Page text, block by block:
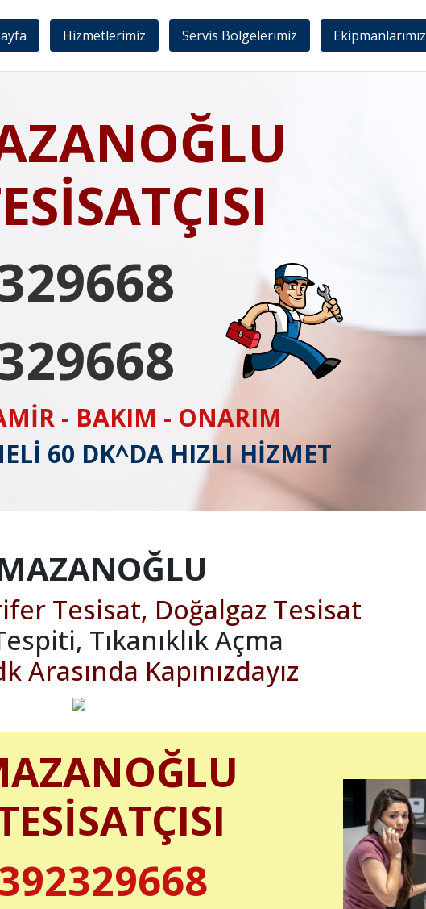
Hizmetlerimiz Servis Bölgelerimiz Ekipmanlarımız
- BAKIM - ONARIM
60 DK^DA HIZLI HİZMET
Tesisat, Doğalgaz Tesisat
Tıkanıklık Açma
Arasında Kapınızdayız